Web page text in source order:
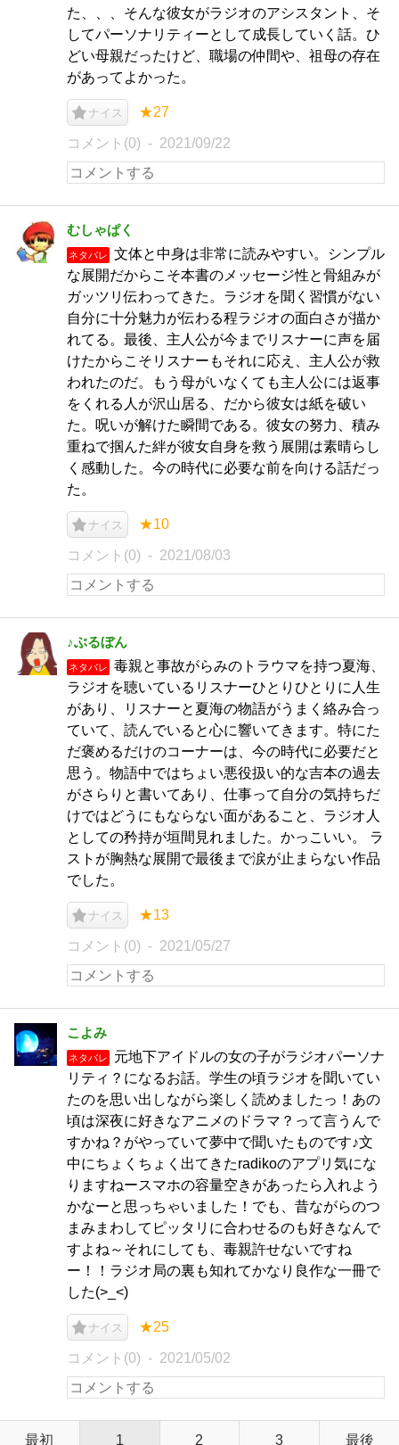
た、、、そんな彼女がラジオのアシスタント、そ
してパーソナリティーとして成長していく話。ひ
どい母親だったけど、職場の仲間や、祖母の存在
があってよかった。
ナイス ★27
コメント(0) 2021/09/22
むしゃぱく
ネタバレ
文体と中身は非常に読みやすい。シンプル
な展開だからこそ本書のメッセージ性と骨組みが
ガッツリ伝わってきた。ラジオを聞く習慣がない
自分に十分魅力が伝わる程ラジオの面白さが描か
れてる。最後、主人公が今までリスナーに声を届
けたからこそリスナーもそれに応え、主人公が救
われたのだ。もう母がいなくても主人公には返事
をくれる人が沢山居る、だから彼女は紙を破い
た。呪いが解けた瞬間である。彼女の努力、積み
重ねで掴んた絆が彼女自身を救う展開は素晴らし
く感動した。今の時代に必要な前を向ける話だっ
た。
ナイス ★10
コメント(0) 2021/08/03
♪ぶるぼん
ネタバレ
毒親と事故がらみのトラウマを持つ夏海、
ラジオを聴いているリスナーひとりひとりに人生
があり、リスナーと夏海の物語がうまく絡み合っ
ていて、読んでいると心に響いてきます。特にた
だ褒めるだけのコーナーは、今の時代に必要だと
思う。物語中ではちょい悪役扱い的な吉本の過去
がさらりと書いてあり、仕事って自分の気持ちだ
けではどうにもならない面があること、ラジオ人
としての矜持が垣間見れました。かっこいい。 ラ
ストが胸熱な展開で最後まで涙が止まらない作品
でした。
ナイス ★13
コメント(0) 2021/05/27
こよみ
ネタバレ
元地下アイドルの女の子がラジオパーソナ
リティ？になるお話。学生の頃ラジオを聞いてい
たのを思い出しながら楽しく読めましたっ！あの
頃は深夜に好きなアニメのドラマ？って言うんで
すかね？がやっていて夢中で聞いたものです♪文
中にちょくちょく出てきたradikoのアプリ気にな
りますねースマホの容量空きがあったら入れよう
かなーと思っちゃいました！でも、昔ながらのつ
まみまわしてピッタリに合わせるのも好きなんで
すよね～それにしても、毒親許せないですね
ー！！ラジオ局の裏も知れてかなり良作な一冊で
した(>_<)
ナイス ★25
コメント(0) 2021/05/02
最初 1 2 3 最後